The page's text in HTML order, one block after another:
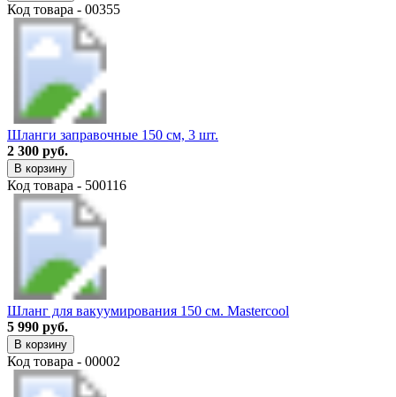
Код товара - 00355
Шланги заправочные 150 см, 3 шт.
2 300 руб.
В корзину
Код товара - 500116
Шланг для вакуумирования 150 см. Mastercool
5 990 руб.
В корзину
Код товара - 00002